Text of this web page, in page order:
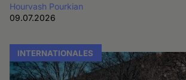
Hourvash Pourkian
09.07.2026
INTERNATIONALES